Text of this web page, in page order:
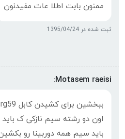
ممنون بابت اطلا عات مفیدنون
ثبت شده در 1395/04/24
Motasem raeisi:
اون دو رشته سیم نازکی ک
باید سیم همه دوربینا رو